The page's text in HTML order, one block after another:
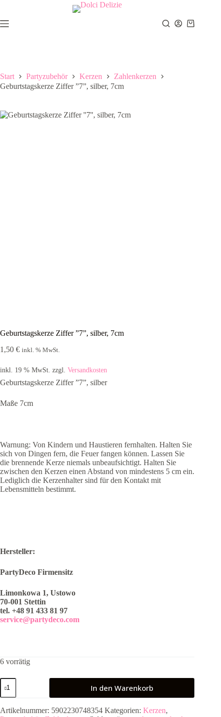
springen
Warenkorb
Start Partyzubehör Kerzen
Zahlenkerzen
Geburtstagskerze Ziffer ”7”, silber, 7cm
Geburtstagskerze Ziffer ”7”, silber, 7cm
1,50 € inkl. % MwSt.
inkl. 19 % MwSt. zzgl. Versandkosten
Geburtstagskerze Ziffer ”7”, silber
Maße 7cm
Warnung: Von Kindern und Haustieren fernhalten. Halten Sie
sich von Dingen fern, die Feuer fangen können. Lassen Sie
die brennende Kerze niemals unbeaufsichtigt. Halten Sie
zwischen den Kerzen einen Abstand von mindestens 5 cm ein.
Lediglich die Kerzenhalter sind für den Kontakt mit
Lebensmitteln bestimmt.
Hersteller:
PartyDeco Firmensitz
Limonkowa 1, Ustowo
70-001 Stettin
tel. +48 91 433 81 97
service@partydeco.com
6 vorrätig
Geburtstagskerze
Ziffer
''7'',
silber,
7cm
In den Warenkorb
Artikelnummer: 5902230748354 Kategorien: Kerzen,